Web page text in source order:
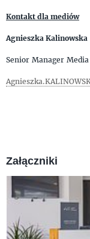
Kontakt dla mediów
Agnieszka Kalinowska
Senior Manager
Załączniki